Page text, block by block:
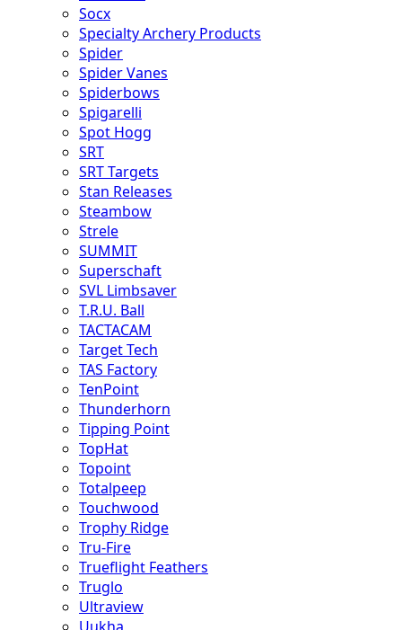
Socx
Specialty Archery Products
Spider
Spider Vanes
Spiderbows
Spigarelli
Spot Hogg
SRT
SRT Targets
Stan Releases
Steambow
Strele
SUMMIT
Superschaft
SVL Limbsaver
T.R.U. Ball
TACTACAM
Target Tech
TAS Factory
TenPoint
Thunderhorn
Tipping Point
TopHat
Topoint
Totalpeep
Touchwood
Trophy Ridge
Tru-Fire
Trueflight Feathers
Truglo
Ultraview